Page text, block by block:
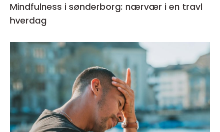
Mindfulness i sønderborg: nærvær i en travl
hverdag